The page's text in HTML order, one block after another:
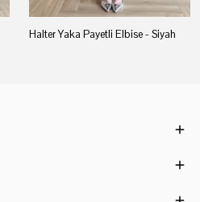
Halter Yaka Payetli Elbise - Siyah